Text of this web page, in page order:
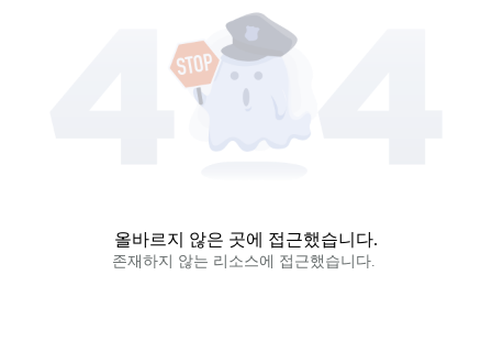
올바르지 않은 곳에 접근했습니다.
존재하지 않는 리소스에 접근했습니다.